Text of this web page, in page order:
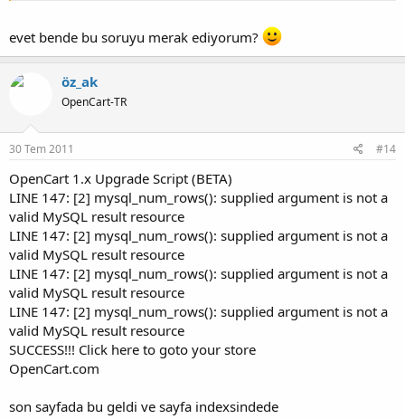
evet bende bu soruyu merak ediyorum?
öz_ak
OpenCart-TR
30 Tem 2011 #14
OpenCart 1.x Upgrade Script (BETA)
LINE 147: [2] mysql_num_rows(): supplied argument is not a
valid MySQL result resource
LINE 147: [2] mysql_num_rows(): supplied argument is not a
valid MySQL result resource
LINE 147: [2] mysql_num_rows(): supplied argument is not a
valid MySQL result resource
LINE 147: [2] mysql_num_rows(): supplied argument is not a
valid MySQL result resource
SUCCESS!!! Click here to goto your store
OpenCart.com
son sayfada bu geldi ve sayfa indexsindede